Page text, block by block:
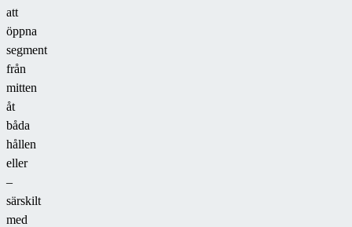
att
öppna
segment
från
mitten
åt
båda
hållen
eller
–
särskilt
med